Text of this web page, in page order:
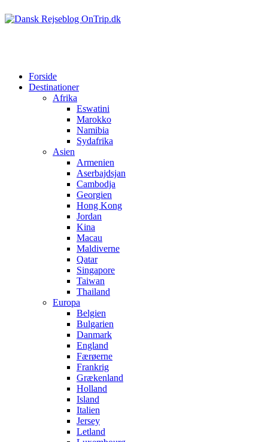
Forside
Destinationer
Afrika
Eswatini
Marokko
Namibia
Sydafrika
Asien
Armenien
Aserbajdsjan
Cambodja
Georgien
Hong Kong
Jordan
Kina
Macau
Maldiverne
Qatar
Singapore
Taiwan
Thailand
Europa
Belgien
Bulgarien
Danmark
England
Færøerne
Frankrig
Grækenland
Holland
Island
Italien
Jersey
Letland